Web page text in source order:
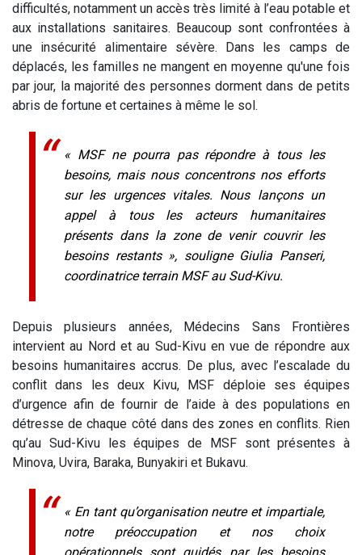
difficultés, notamment un accès très limité à l’eau potable et
aux installations sanitaires. Beaucoup sont confrontées à
une insécurité alimentaire sévère. Dans les camps de
déplacés, les familles ne mangent en moyenne qu'une fois
par jour, la majorité des personnes dorment dans de petits
abris de fortune et certaines à même le sol.
« MSF ne pourra pas répondre à tous les
besoins, mais nous concentrons nos efforts
sur les urgences vitales. Nous lançons un
appel à tous les acteurs humanitaires
présents dans la zone de venir couvrir les
besoins restants », souligne Giulia Panseri,
coordinatrice terrain MSF au Sud-Kivu.
Depuis plusieurs années, Médecins Sans Frontières
intervient au Nord et au Sud-Kivu en vue de répondre aux
besoins humanitaires accrus. De plus, avec l’escalade du
conflit dans les deux Kivu, MSF déploie ses équipes
d’urgence afin de fournir de l’aide à des populations en
détresse de chaque côté dans des zones en conflits. Rien
qu’au Sud-Kivu les équipes de MSF sont présentes à
Minova, Uvira, Baraka, Bunyakiri et Bukavu.
« En tant qu’organisation neutre et impartiale,
notre préoccupation et nos choix